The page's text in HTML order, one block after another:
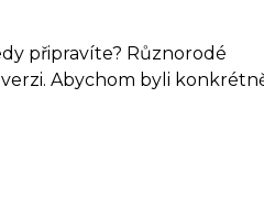
připravíte? Různorodé
Abychom byli